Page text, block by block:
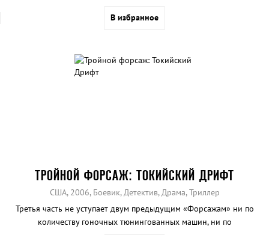
В избранное
ТРОЙНОЙ ФОРСАЖ: ТОКИЙСКИЙ ДРИФТ
США, 2006, Боевик, Детектив, Драма, Триллер
Третья часть не уступает двум предыдущим «Форсажам» ни по
количеству гоночных тюнингованных машин, ни по